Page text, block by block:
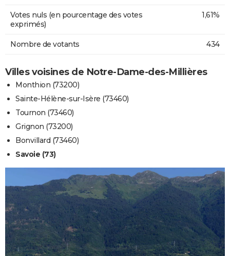
Votes nuls (en pourcentage des votes
exprimés)
1,61%
Nombre de votants 434
Villes voisines de Notre-Dame-des-Millières
Monthion (73200)
Sainte-Hélène-sur-Isère (73460)
Tournon (73460)
Grignon (73200)
Bonvillard (73460)
Savoie (73)